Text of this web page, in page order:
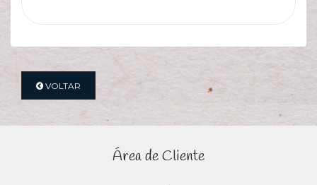
VOLTAR
Área de Cliente